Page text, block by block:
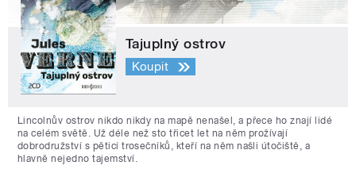
Tajuplný ostrov
Koupit
Lincolnův ostrov nikdo nikdy na mapě nenašel, a přece ho znají lidé
na celém světě. Už déle než sto třicet let na něm prožívají
dobrodružství s pěticí trosečníků, kteří na něm našli útočiště, a
hlavně nejedno tajemství.